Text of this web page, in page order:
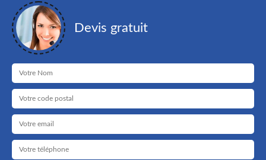
Devis gratuit